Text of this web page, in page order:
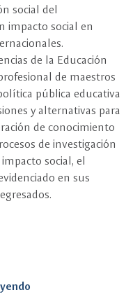
social del
impacto social en
de la Educación
de maestros
pública educativa
y alternativas para
de conocimiento
de investigación
social, el
en sus